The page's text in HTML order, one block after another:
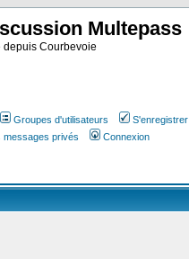
Multepass
depuis Courbevoie
Groupes d'utilisateurs
S'enregistrer
messages privés Connexion